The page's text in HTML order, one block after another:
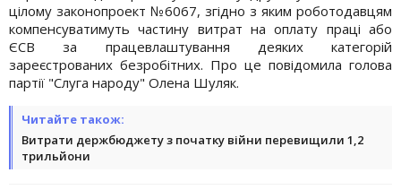
цілому законопроект №6067, згідно з яким роботодавцям
компенсуватимуть частину витрат на оплату праці або
ЄСВ за працевлаштування деяких категорій
зареєстрованих безробітних. Про це повідомила голова
партії "Слуга народу" Олена Шуляк.
Читайте також:
Витрати держбюджету з початку війни перевищили 1,2
трильйони